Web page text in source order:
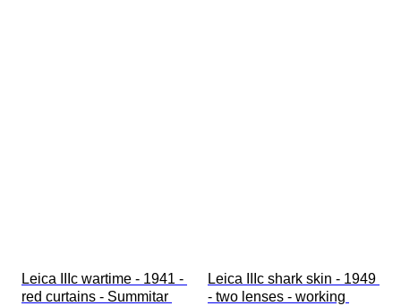
Leica IIIc wartime - 1941 -
red curtains - Summitar
Leica IIIc shark skin - 1949
- two lenses - working